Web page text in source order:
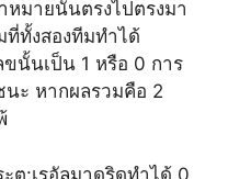
หมายนั้นตรงไปตรงมา
ทั้งสองทีมทำได้
นั้นเป็น 1 หรือ 0 การ
นะ หากผลรวมคือ 2
ตู:เรอัลมาดริดทำได้ 0